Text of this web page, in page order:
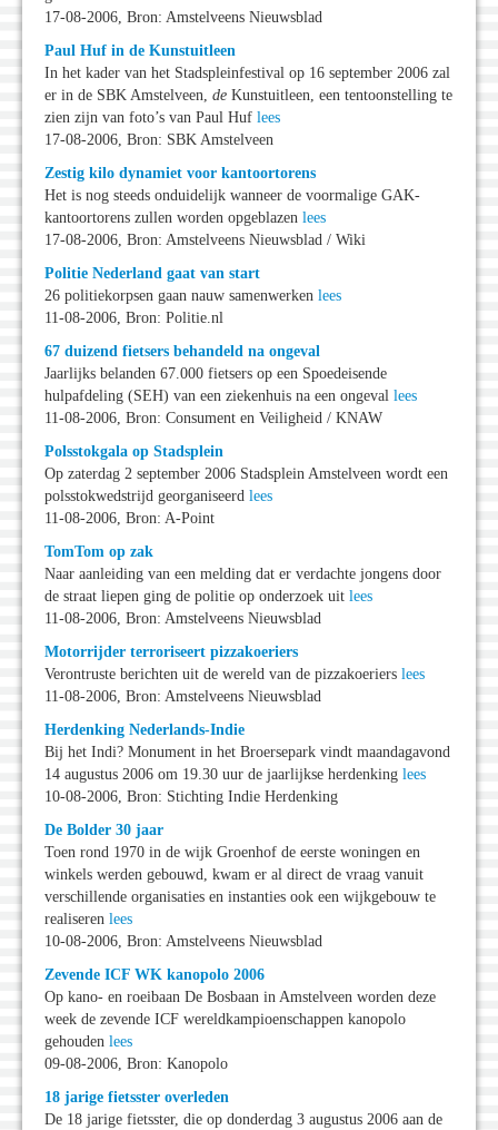
17-08-2006, Bron: Amstelveens Nieuwsblad
Paul Huf in de Kunstuitleen
In het kader van het Stadspleinfestival op 16 september 2006 zal
er in de SBK Amstelveen, de Kunstuitleen, een tentoonstelling te
zien zijn van foto’s van Paul Huf lees
17-08-2006, Bron: SBK Amstelveen
Zestig kilo dynamiet voor kantoortorens
Het is nog steeds onduidelijk wanneer de voormalige GAK-
kantoortorens zullen worden opgeblazen lees
17-08-2006, Bron: Amstelveens Nieuwsblad / Wiki
Politie Nederland gaat van start
26 politiekorpsen gaan nauw samenwerken lees
11-08-2006, Bron: Politie.nl
67 duizend fietsers behandeld na ongeval
Jaarlijks belanden 67.000 fietsers op een Spoedeisende
hulpafdeling (SEH) van een ziekenhuis na een ongeval lees
11-08-2006, Bron: Consument en Veiligheid / KNAW
Polsstokgala op Stadsplein
Op zaterdag 2 september 2006 Stadsplein Amstelveen wordt een
polsstokwedstrijd georganiseerd lees
11-08-2006, Bron: A-Point
TomTom op zak
Naar aanleiding van een melding dat er verdachte jongens door
de straat liepen ging de politie op onderzoek uit lees
11-08-2006, Bron: Amstelveens Nieuwsblad
Motorrijder terroriseert pizzakoeriers
Verontruste berichten uit de wereld van de pizzakoeriers lees
11-08-2006, Bron: Amstelveens Nieuwsblad
Herdenking Nederlands-Indie
Bij het Indi? Monument in het Broersepark vindt maandagavond
14 augustus 2006 om 19.30 uur de jaarlijkse herdenking lees
10-08-2006, Bron: Stichting Indie Herdenking
De Bolder 30 jaar
Toen rond 1970 in de wijk Groenhof de eerste woningen en
winkels werden gebouwd, kwam er al direct de vraag vanuit
verschillende organisaties en instanties ook een wijkgebouw te
realiseren lees
10-08-2006, Bron: Amstelveens Nieuwsblad
Zevende ICF WK kanopolo 2006
Op kano- en roeibaan De Bosbaan in Amstelveen worden deze
week de zevende ICF wereldkampioenschappen kanopolo
gehouden lees
09-08-2006, Bron: Kanopolo
18 jarige fietsster overleden
De 18 jarige fietsster, die op donderdag 3 augustus 2006 aan de